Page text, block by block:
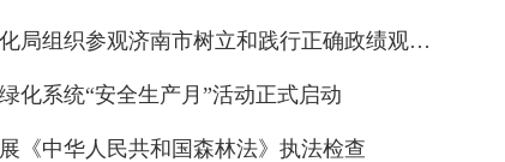
市园林和林业绿化局组织参观济南市树立和践行正确政绩观学习教育专题展
化系统“安全生产月”活动正式启动
《中华人民共和国森林法》执法检查